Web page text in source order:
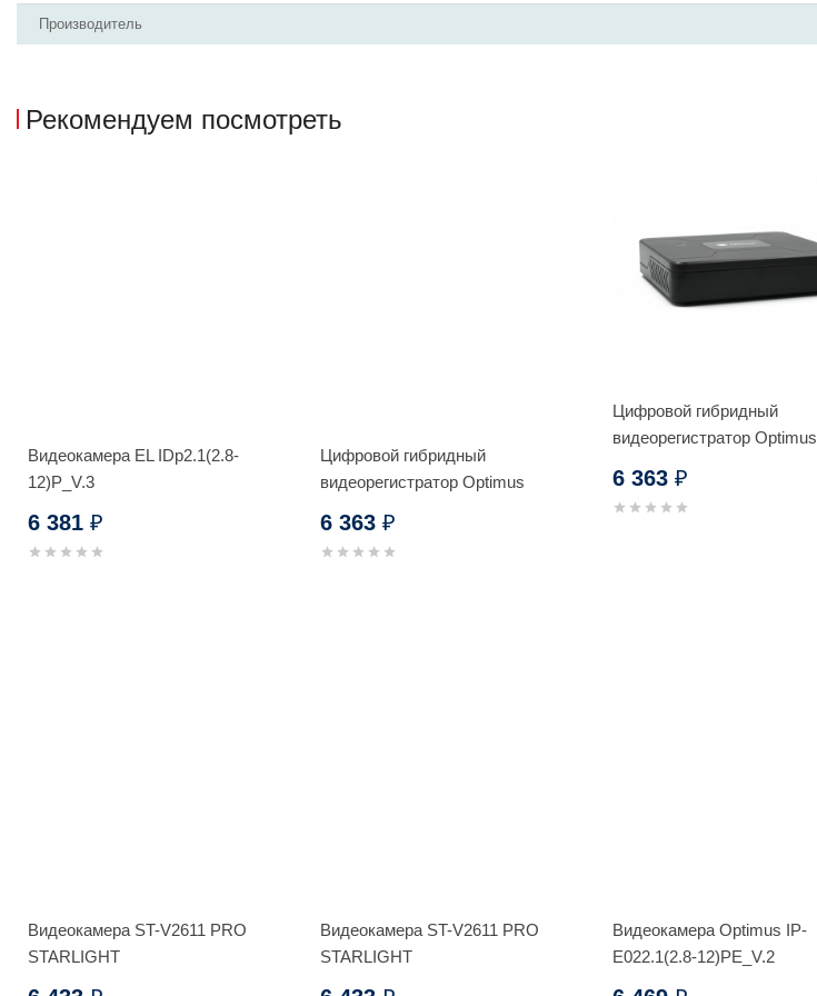
Производитель
Рекомендуем посмотреть
Видеокамера EL IDp2.1(2.8-
12)P_V.3
6 381 ₽
Цифровой гибридный
видеорегистратор Optimus
6 363 ₽
Цифровой гибридный
видеорегистратор Optimus
6 363 ₽
Видеокамера ST-V2611 PRO
STARLIGHT
Видеокамера ST-V2611 PRO
STARLIGHT
Видеокамера Optimus IP-
E022.1(2.8-12)PE_V.2